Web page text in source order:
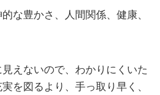
な豊かさ、人間関係、健康、
えないので、わかりにくいた
を図るより、手っ取り早く、